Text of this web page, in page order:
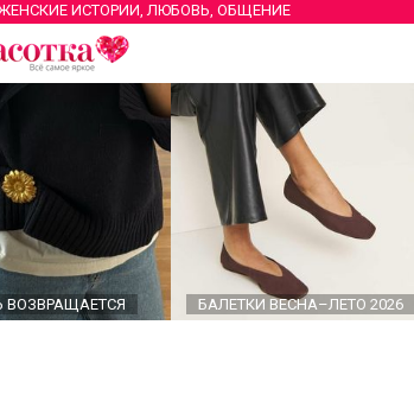
ИСТОРИИ, ЛЮБОВЬ, ОБЩЕНИЕ
ВОЗВРАЩАЕТСЯ БАЛЕТКИ ВЕСНА–ЛЕТО 2026